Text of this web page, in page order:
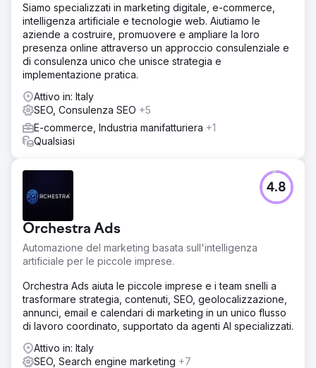
Siamo specializzati in marketing digitale, e-commerce,
intelligenza artificiale e tecnologie web. Aiutiamo le
aziende a costruire, promuovere e ampliare la loro
presenza online attraverso un approccio consulenziale e
di consulenza unico che unisce strategia e
implementazione pratica.
Attivo in: Italy
SEO, Consulenza SEO +5
E-commerce, Industria manifatturiera +1
Qualsiasi
Orchestra Ads
Automazione del marketing basata sull'intelligenza
artificiale per le piccole imprese.
4.8
Orchestra Ads aiuta le piccole imprese e i team snelli a
trasformare strategia, contenuti, SEO, geolocalizzazione,
annunci, email e calendari di marketing in un unico flusso
di lavoro coordinato, supportato da agenti AI specializzati.
Attivo in: Italy
SEO, Search engine marketing +7